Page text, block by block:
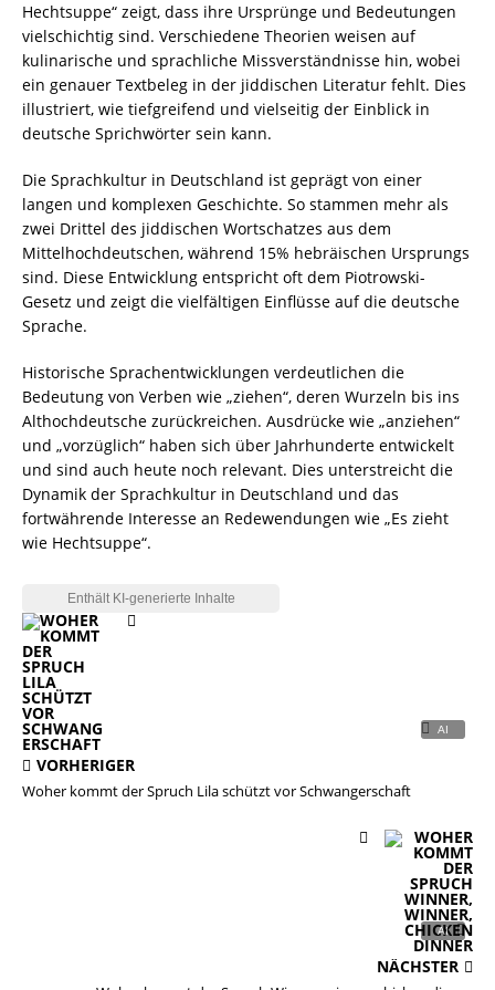
Hechtsuppe“ zeigt, dass ihre Ursprünge und Bedeutungen
vielschichtig sind. Verschiedene Theorien weisen auf
kulinarische und sprachliche Missverständnisse hin, wobei
ein genauer Textbeleg in der jiddischen Literatur fehlt. Dies
illustriert, wie tiefgreifend und vielseitig der Einblick in
deutsche Sprichwörter sein kann.
Die Sprachkultur in Deutschland ist geprägt von einer
langen und komplexen Geschichte. So stammen mehr als
zwei Drittel des jiddischen Wortschatzes aus dem
Mittelhochdeutschen, während 15% hebräischen Ursprungs
sind. Diese Entwicklung entspricht oft dem Piotrowski-
Gesetz und zeigt die vielfältigen Einflüsse auf die deutsche
Sprache.
Historische Sprachentwicklungen verdeutlichen die
Bedeutung von Verben wie „ziehen“, deren Wurzeln bis ins
Althochdeutsche zurückreichen. Ausdrücke wie „anziehen“
und „vorzüglich“ haben sich über Jahrhunderte entwickelt
und sind auch heute noch relevant. Dies unterstreicht die
Dynamik der Sprachkultur in Deutschland und das
fortwährende Interesse an Redewendungen wie „Es zieht
wie Hechtsuppe“.
VORHERIGER
Woher kommt der Spruch Lila schützt vor Schwangerschaft
NÄCHSTER